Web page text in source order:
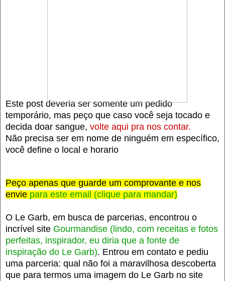
Este post deveria ser somente um pedido
temporário, mas peço que caso você seja tocado e
decida doar sangue, volte aqui pra nos contar.
Não precisa ser em nome de ninguém em específico,
você define o local e horario
Peço apenas que guarde um comprovante e nos
envie para este email (clique para mandar)
O Le Garb, em busca de parcerias, encontrou o
incrível site Gourmandise (lindo, com receitas e fotos
perfeitas, inspirador, eu diria que a fonte de
inspiração do Le Garb). Entrou em contato e pediu
uma parceria: qual não foi a maravilhosa descoberta
que para termos uma imagem do Le Garb no site